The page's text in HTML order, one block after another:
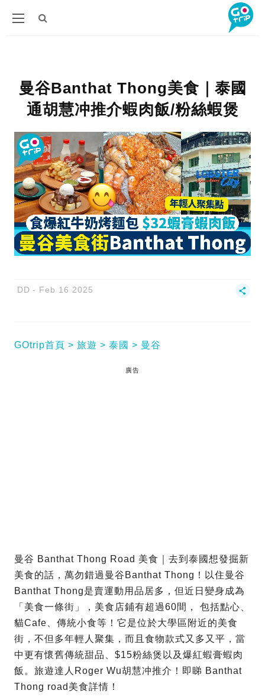
曼谷Banthat Thong美食｜泰國
通胡慧冲推介蝦肉飯/粉絲蝦煲
DD Feb 16 2025
GOtrip首頁 旅遊 泰國 曼谷
廣告
曼谷 Banthat Thong Road 美食｜去到泰國想發掘新
美食的話，萬勿錯過曼谷Banthat Thong！以住曼谷
Banthat Thong是賣運動用品居多，但近日變身成為
「美食一條街」，美食店鋪有超過60間， 包括點心、
貓Cafe、傳統小食等！它是位於大學區附近的美食
街，不但多年輕人聚集，而且食物款式又多又平，當
中更有懷舊傳統甜品、$15粉絲煲以及爆紅蝦膏蝦肉
飯。旅遊達人Roger Wu胡慧冲推介！即睇 Banthat
Thong road美食詳情！